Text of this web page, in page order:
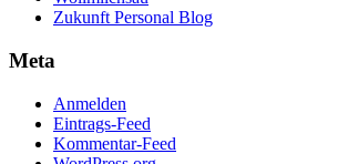
Zukunft Personal Blog
Meta
Anmelden
Eintrags-Feed
Kommentar-Feed